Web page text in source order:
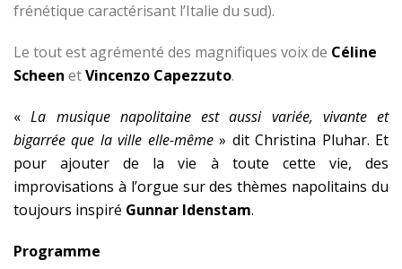
frénétique caractérisant l’Italie du sud).
Le tout est agrémenté des magnifiques voix de Céline
Scheen etVincenzo Capezzuto.
«La musique napolitaine est aussi variée, vivante et
bigarrée que la ville elle-même» dit Christina Pluhar. Et
pour ajouter de la vie à toute cette vie, des
improvisations à l’orgue sur des thèmes napolitains du
toujours inspiré Gunnar Idenstam.
Programme